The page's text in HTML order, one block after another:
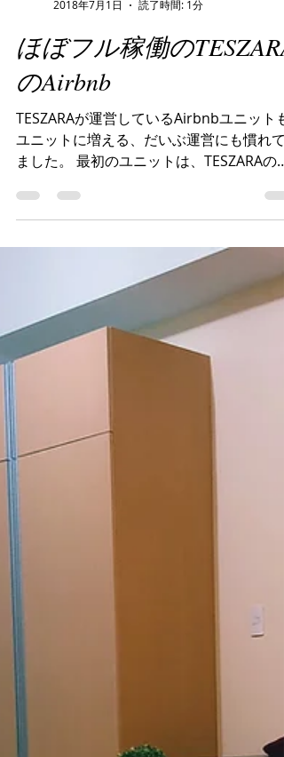
2018年7月1日
読了時間: 1分
ほぼフル稼働のTESZARA
のAirbnb
TESZARAが運営しているAirbnbユニット
ユニットに増える、だいぶ運営にも慣れて
ました。 最初のユニットは、TESZARAのチ
いただいたイギリス人男性からコメントが
いたのでご紹介し...